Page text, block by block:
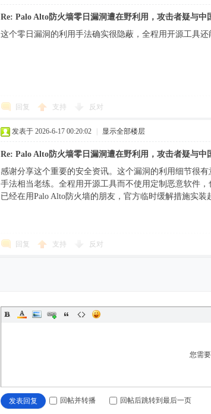
Re: Palo Alto防火墙零日漏洞遭在野利用，攻击者疑与中
这个零日漏洞的利用手法确实很隐蔽，全程用开源工具
回复 支持 反对
发表于 2026-6-17 00:20:02 显示全部楼层
Re: Palo Alto防火墙零日漏洞遭在野利用，攻击者疑与中
感谢分享这个重要的安全资讯。这个漏洞的利用细节很
手法相当老练。全程用开源工具而不使用定制恶意软件
已经在用Palo Alto防火墙的朋友，官方临时缓解措施实装
回复 支持 反对
您需
发表回复 回帖并转播 回帖后跳转到最后一页